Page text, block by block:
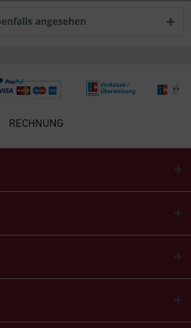
angesehen